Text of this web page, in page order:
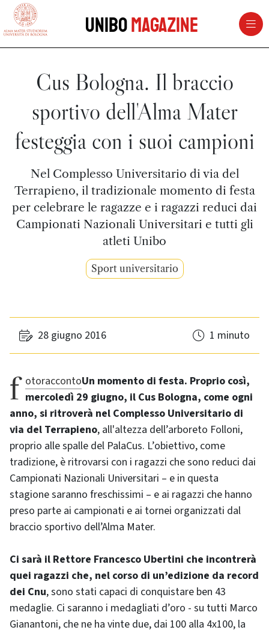
vai al contenuto della pagina
UniboMagazine
Cus Bologna. Il braccio
sportivo dell'Alma Mater
festeggia con i suoi campioni
Nel Complesso Universitario di via del
Terrapieno, il tradizionale momento di festa
per celebrare le ragazze e i ragazzi reduci dai
Campionati Nazionali Universitari e tutti gli
atleti Unibo
Sport universitario
28 giugno 2016 1 minuto
fotoraccontoUn momento di festa. Proprio così,
mercoledì 29 giugno, il Cus Bologna, come ogni
anno, si ritroverà nel Complesso Universitario di
via del Terrapieno, all'altezza dell’arboreto Folloni,
proprio alle spalle del PalaCus. L’obiettivo, come
tradizione, è ritrovarsi con i ragazzi che sono reduci dai
Campionati Nazionali Universitari – e in questa
stagione saranno freschissimi – e ai ragazzi che hanno
preso parte ai campionati e ai tornei organizzati dal
braccio sportivo dell’Alma Mater.
Ci sarà il Rettore Francesco Ubertini che incontrerà
quei ragazzi che, nel corso di un’edizione da record
dei Cnu, sono stati capaci di conquistare ben 43
medaglie. Ci saranno i medagliati d’oro - su tutti Marco
Gianantoni, che ne ha vinte due, dai 100 alla 4x100, la